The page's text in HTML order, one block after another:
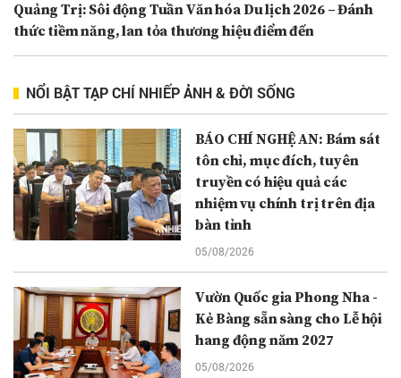
Quảng Trị: Sôi động Tuần Văn hóa Du lịch 2026 – Đánh
thức tiềm năng, lan tỏa thương hiệu điểm đến
NỔI BẬT TẠP CHÍ NHIẾP ẢNH & ĐỜI SỐNG
BÁO CHÍ NGHỆ AN: Bám sát
tôn chỉ, mục đích, tuyên
truyền có hiệu quả các
nhiệm vụ chính trị trên địa
bàn tỉnh
05/08/2026
Vườn Quốc gia Phong Nha -
Kẻ Bàng sẵn sàng cho Lễ hội
hang động năm 2027
05/08/2026